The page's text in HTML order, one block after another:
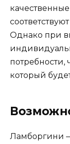
Однако при
потребности,
который
Ламборгини